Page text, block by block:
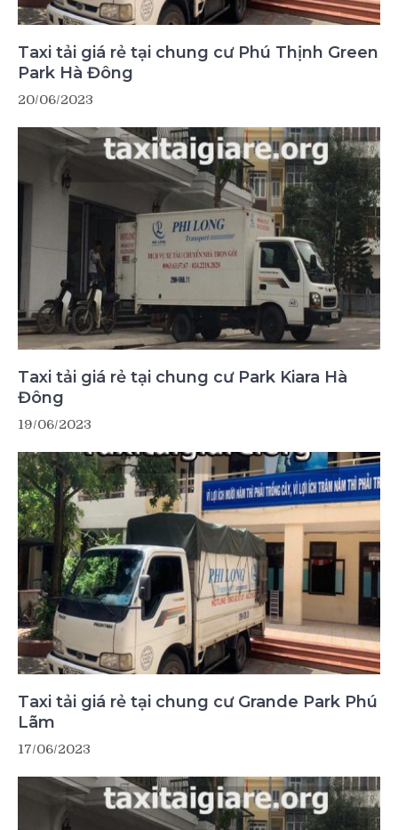
Taxi tải giá rẻ tại chung cư Phú Thịnh Green
Park Hà Đông
20/06/2023
Taxi tải giá rẻ tại chung cư Park Kiara Hà
Đông
19/06/2023
Taxi tải giá rẻ tại chung cư Grande Park Phú
Lãm
17/06/2023